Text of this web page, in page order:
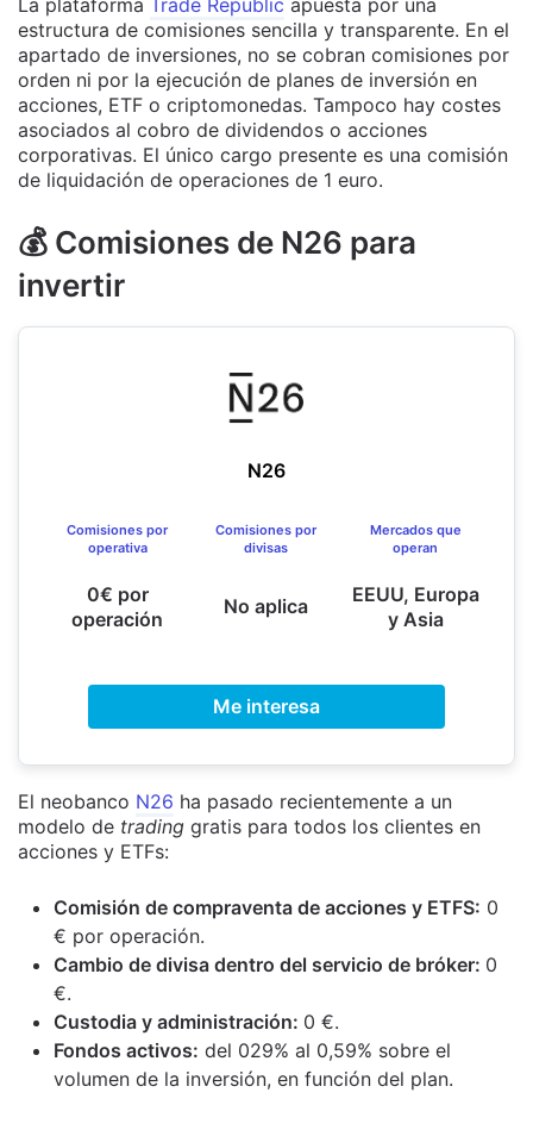
La plataforma Trade Republic apuesta por una
estructura de comisiones sencilla y transparente. En el
apartado de inversiones, no se cobran comisiones por
orden ni por la ejecución de planes de inversión en
acciones, ETF o criptomonedas. Tampoco hay costes
asociados al cobro de dividendos o acciones
corporativas. El único cargo presente es una comisión
de liquidación de operaciones de 1 euro.
💰 Comisiones de N26 para
invertir
N26
Comisiones por
operativa
0€ por
operación
Comisiones por
divisas
No aplica
Mercados que
operan
EEUU, Europa
y Asia
Me interesa
El neobanco N26 ha pasado recientemente a un
modelo de trading gratis para todos los clientes en
acciones y ETFs:
Comisión de compraventa de acciones y ETFS: 0
€ por operación.
Cambio de divisa dentro del servicio de bróker: 0
€.
Custodia y administración: 0 €.
Fondos activos: del 029% al 0,59% sobre el
volumen de la inversión, en función del plan.